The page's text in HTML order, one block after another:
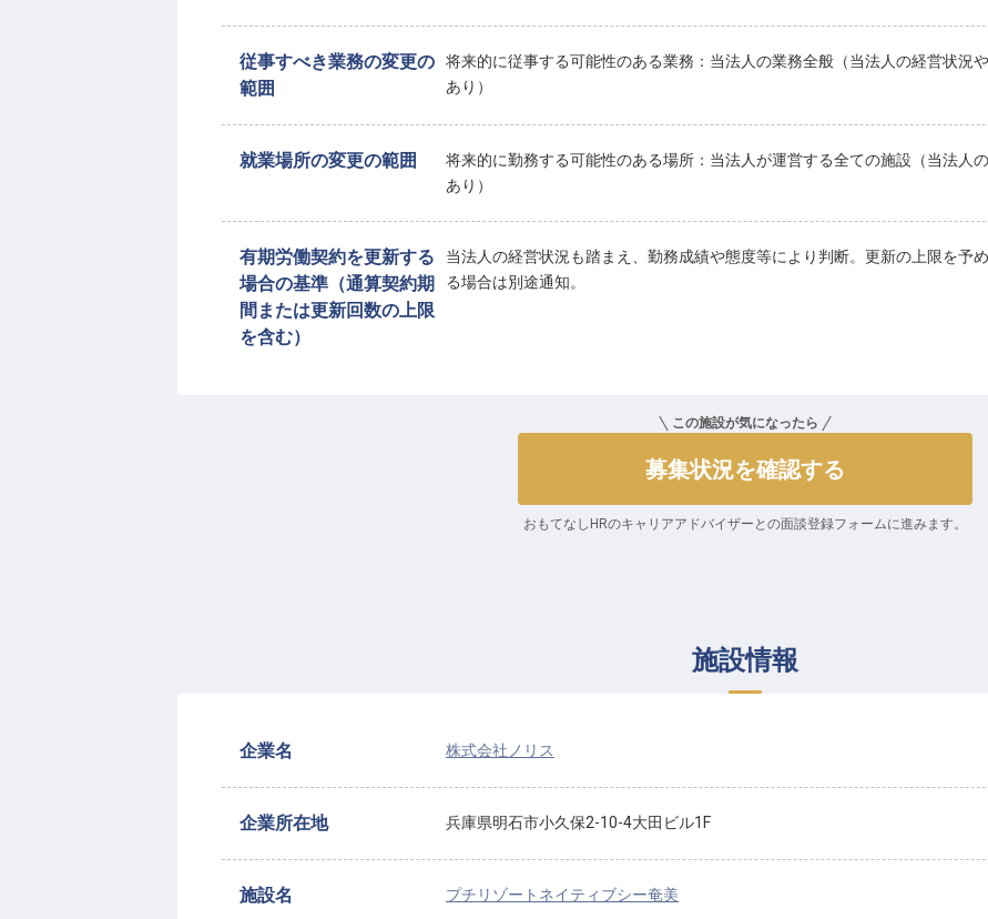
従事すべき業務の変更の
範囲
将来的に従事する可能性のある業務：当法人の業務全般（当法人の経営状況
あり）
就業場所の変更の範囲
将来的に勤務する可能性のある場所：当法人が運営する全ての施設（当法人
あり）
有期労働契約を更新する
場合の基準（通算契約期
間または更新回数の上限
を含む）
当法人の経営状況も踏まえ、勤務成績や態度等により判断。更新の上限を予
る場合は別途通知。
この施設が気になったら
募集状況を確認する
おもてなしHRのキャリアアドバイザーとの面談登録フォームに進みます。
施設情報
企業名 株式会社ノリス
企業所在地 兵庫県明石市小久保2-10-4大田ビル1F
施設名 プチリゾートネイティブシー奄美